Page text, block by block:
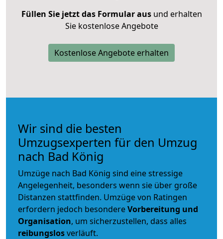
Füllen Sie jetzt das Formular ausund erhalten
Sie kostenlose Angebote
Kostenlose Angebote erhalten
Wir sind die besten
Umzugsexperten für den Umzug
nach Bad König
Umzüge nach Bad König sind eine stressige
Angelegenheit, besonders wenn sie über große
Distanzen stattfinden. Umzüge von Ratingen
erfordern jedoch besondereVorbereitung und
Organisation, um sicherzustellen, dass alles
reibungslosverläuft.